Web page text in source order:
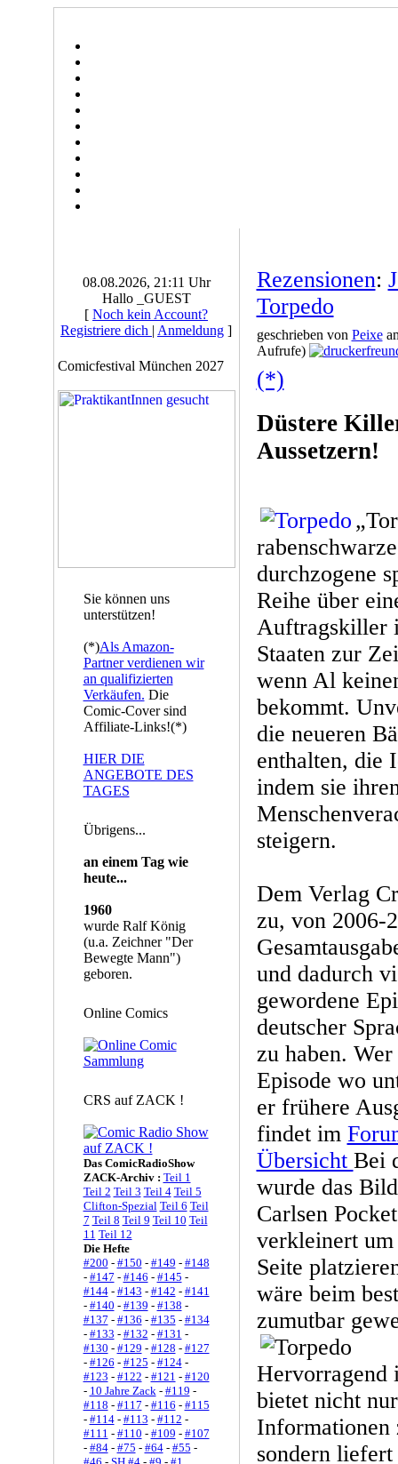
08.08.2026, 21:11 Uhr
Hallo _GUEST
[ Noch kein Account?
Registriere dich | Anmeldung ]
Comicfestival München 2027
Sie können uns
unterstützen!
(*)Als Amazon-
Partner verdienen wir
an qualifizierten
Verkäufen. Die
Comic-Cover sind
Affiliate-Links!(*)
HIER DIE
ANGEBOTE DES
TAGES
Übrigens...
an einem Tag wie
heute...
1960
wurde Ralf König
(u.a. Zeichner "Der
Bewegte Mann")
geboren.
Online Comics
CRS auf ZACK !
Das ComicRadioShow
ZACK-Archiv : Teil 1
Teil 2 Teil 3 Teil 4 Teil 5
Clifton-Spezial Teil 6 Teil
7 Teil 8 Teil 9 Teil 10 Teil
11 Teil 12
Die Hefte
#200 - #150 - #149 - #148
- #147 - #146 - #145 -
#144- #143 - #142 - #141
- #140 - #139 - #138 -
#137 - #136 - #135 - #134
- #133 - #132 - #131 -
#130 - #129 - #128 - #127
- #126 - #125 - #124-
#123 - #122 - #121 - #120
- 10 Jahre Zack- #119 -
#118 - #117 - #116 - #115
- #114- #113 - #112 -
#111 - #110 - #109 - #107
- #84- #75 - #64- #55 -
Rezensionen:
Torpedo
geschrieben von Peixe
Aufrufe)
(*)
Düstere
Aussetzern!
durchzogene
Reihe über
Auftragskiller
Staaten zur
wenn Al
bekommt.
die neueren
enthalten, die
indem sie
steigern.
Dem Verlag
zu, von 2006-
und dadurch
gewordene
deutscher
zu haben.
Episode wo
er frühere
findet im
Übersicht Bei
wurde das
Carlsen
verkleinert um
Seite
wäre beim
zumutbar
Hervorragend
bietet nicht
Informationen
sondern